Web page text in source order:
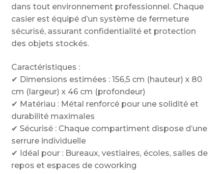
dans tout environnement professionnel. Chaque
casier est équipé d’un système de fermeture
sécurisé, assurant confidentialité et protection
des objets stockés.
Caractéristiques :
✔ Dimensions estimées : 156,5 cm (hauteur) x 80
cm (largeur) x 46 cm (profondeur)
✔ Matériau : Métal renforcé pour une solidité et
durabilité maximales
✔ Sécurisé : Chaque compartiment dispose d’une
serrure individuelle
✔ Idéal pour : Bureaux, vestiaires, écoles, salles de
repos et espaces de coworking